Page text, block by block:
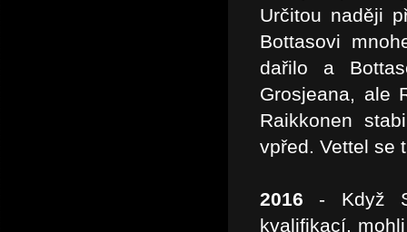
Určitou naději
Bottasovi
dařilo a
Grosjeana, ale
Raikkonen
vpřed. Vettel se
2016 - Když
kvalifikací,